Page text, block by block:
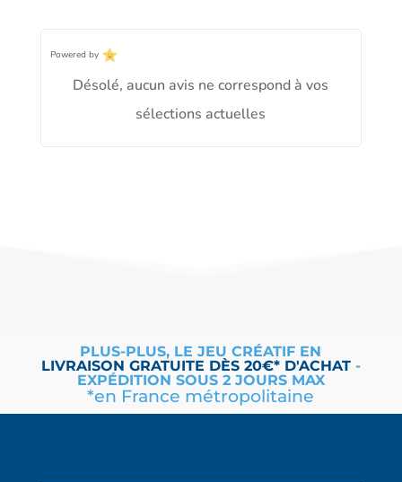
Powered by
Désolé, aucun avis ne correspond à vos
sélections actuelles
PLUS-PLUS, LE JEU CRÉATIF EN
LIVRAISON GRATUITE DÈS 20€* D'ACHAT -
EXPÉDITION SOUS 2 JOURS MAX
*en France métropolitaine